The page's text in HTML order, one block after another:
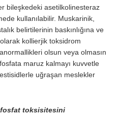
bileşkedeki asetilkolinesteraz
kullanılabilir. Muskarinik,
belirtilerinin baskınlığına ve
ko­llierjik toksidrom
olsun veya olmasın
maruz kalmayı kuvvetle
uğraşan meslekler
toksisitesini